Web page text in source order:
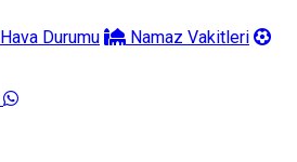
Hava Durumu
Namaz Vakitleri